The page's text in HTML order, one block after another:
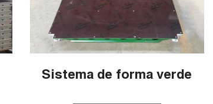
Sistema de forma verde